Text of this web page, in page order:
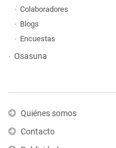
Colaboradores
Blogs
Encuestas
Osasuna
Quiénes somos
Contacto